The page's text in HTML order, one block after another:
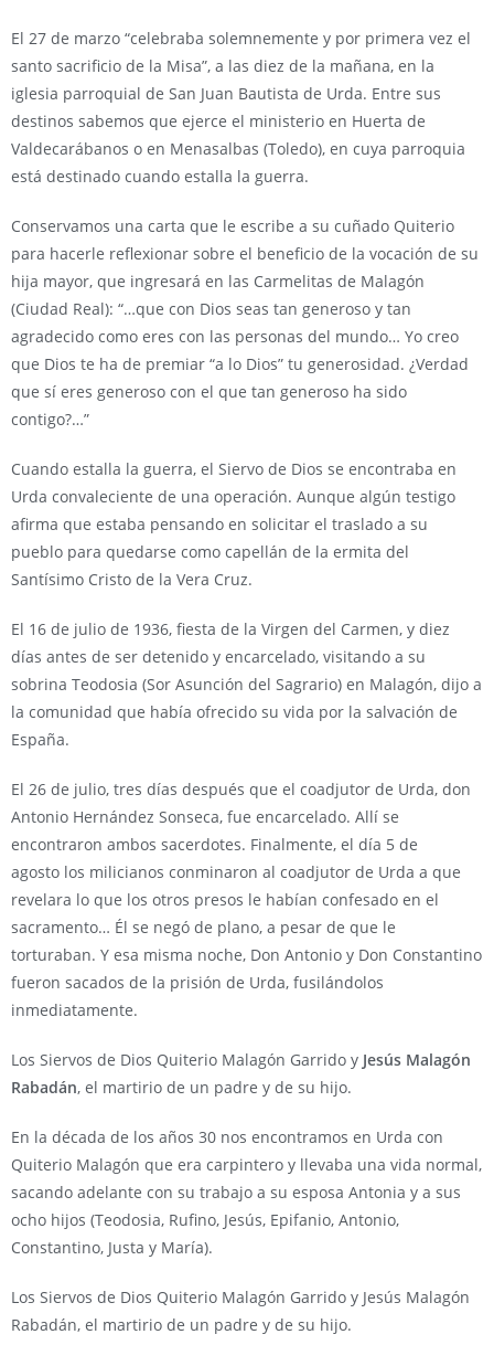
El 27 de marzo “celebraba solemnemente y por primera vez el
santo sacrificio de la Misa”, a las diez de la mañana, en la
iglesia parroquial de San Juan Bautista de Urda. Entre sus
destinos sabemos que ejerce el ministerio en Huerta de
Valdecarábanos o en Menasalbas (Toledo), en cuya parroquia
está destinado cuando estalla la guerra.
Conservamos una carta que le escribe a su cuñado Quiterio
para hacerle reflexionar sobre el beneficio de la vocación de su
hija mayor, que ingresará en las Carmelitas de Malagón
(Ciudad Real): “…que con Dios seas tan generoso y tan
agradecido como eres con las personas del mundo… Yo creo
que Dios te ha de premiar “a lo Dios” tu generosidad. ¿Verdad
que sí eres generoso con el que tan generoso ha sido
contigo?…”
Cuando estalla la guerra, el Siervo de Dios se encontraba en
Urda convaleciente de una operación. Aunque algún testigo
afirma que estaba pensando en solicitar el traslado a su
pueblo para quedarse como capellán de la ermita del
Santísimo Cristo de la Vera Cruz.
El 16 de julio de 1936, fiesta de la Virgen del Carmen, y diez
días antes de ser detenido y encarcelado, visitando a su
sobrina Teodosia (Sor Asunción del Sagrario) en Malagón, dijo a
la comunidad que había ofrecido su vida por la salvación de
España.
El 26 de julio, tres días después que el coadjutor de Urda, don
Antonio Hernández Sonseca, fue encarcelado. Allí se
encontraron ambos sacerdotes. Finalmente, el día 5 de
agosto los milicianos conminaron al coadjutor de Urda a que
revelara lo que los otros presos le habían confesado en el
sacramento… Él se negó de plano, a pesar de que le
torturaban. Y esa misma noche, Don Antonio y Don Constantino
fueron sacados de la prisión de Urda, fusilándolos
inmediatamente.
Los Siervos de Dios Quiterio Malagón Garrido y Jesús Malagón
Rabadán, el martirio de un padre y de su hijo.
En la década de los años 30 nos encontramos en Urda con
Quiterio Malagón que era carpintero y llevaba una vida normal,
sacando adelante con su trabajo a su esposa Antonia y a sus
ocho hijos (Teodosia, Rufino, Jesús, Epifanio, Antonio,
Constantino, Justa y María).
Los Siervos de Dios Quiterio Malagón Garrido y Jesús Malagón
Rabadán, el martirio de un padre y de su hijo.